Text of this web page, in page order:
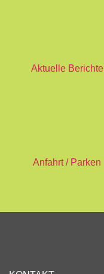
Aktuelle Berichte
Anfahrt / Parken